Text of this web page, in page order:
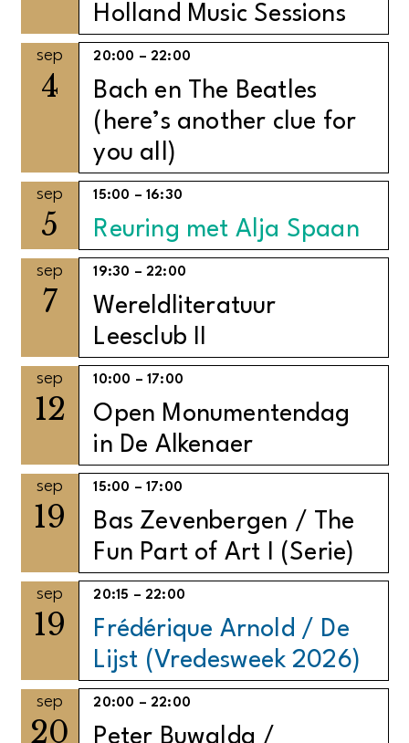
Holland Music Sessions
sep
4
20:00 – 22:00
Bach en The Beatles
(here’s another clue for
you all)
sep
5
15:00 – 16:30
Reuring met Alja Spaan
sep
7
19:30 – 22:00
Wereldliteratuur
Leesclub II
sep
12
10:00 – 17:00
Open Monumentendag
in De Alkenaer
sep
19
15:00 – 17:00
Bas Zevenbergen / The
Fun Part of Art I (Serie)
sep
19
20:15 – 22:00
Frédérique Arnold / De
Lijst (Vredesweek 2026)
sep
20
20:00 – 22:00
Peter Buwalda /